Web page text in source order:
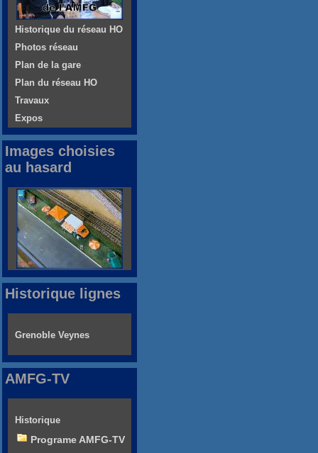
Historique du réseau HO
Photos réseau
Plan de la gare
Plan du réseau HO
Travaux
Expos
Images choisies
au hasard
Historique lignes
Grenoble Veynes
AMFG-TV
Historique
Programe AMFG-TV